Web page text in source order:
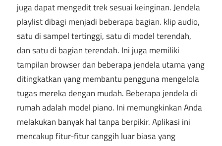
juga dapat mengedit trek sesuai keinginan. Jendela
playlist dibagi menjadi beberapa bagian. klip audio,
satu di sampel tertinggi, satu di model terendah,
dan satu di bagian terendah. Ini juga memiliki
tampilan browser dan beberapa jendela utama yang
ditingkatkan yang membantu pengguna mengelola
tugas mereka dengan mudah. Beberapa jendela di
rumah adalah model piano. Ini memungkinkan Anda
melakukan banyak hal tanpa berpikir. Aplikasi ini
mencakup fitur-fitur canggih luar biasa yang